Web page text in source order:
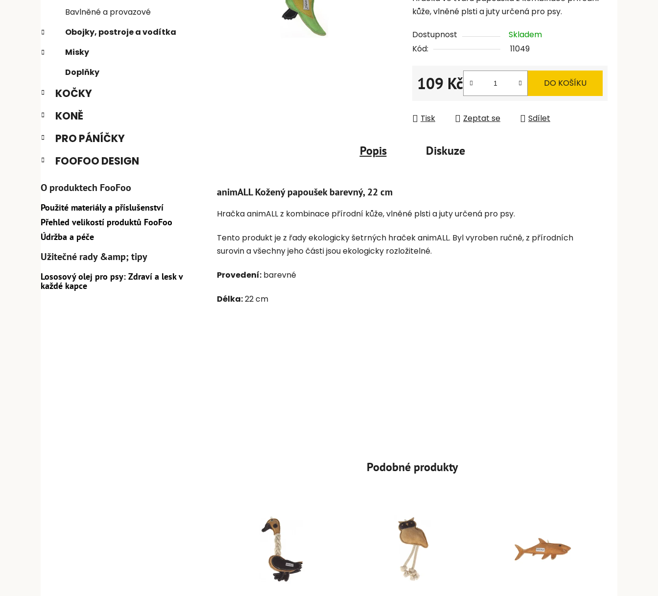
í
p
a
l
Bavlněné a provazové
Obojky, postroje a vodítka
Misky
Doplňky
KOČKY
KONĚ
PRO PÁNÍČKY
FOOFOO DESIGN
O produktech FooFoo
Použité materiály a příslušenství
Přehled velikostí produktů FooFoo
Údržba a péče
Užitečné rady &amp; tipy
Lososový olej pro psy: Zdraví a lesk v
každé kapce
kůže, vlněné plsti a juty určená pro psy.
Dostupnost
Skladem
Kód:
11049
109 Kč
Měrná cena:
DO KOŠÍKU
Tisk Zeptat se Sdílet
Popis Diskuze
animALL Kožený papoušek barevný, 22 cm
Hračka animALL z kombinace přírodní kůže, vlněné plsti a juty určená pro psy.
Tento produkt je z řady ekologicky šetrných hraček animALL. Byl vyroben ručně, z přírodních
surovin a všechny jeho části jsou ekologicky rozložitelné.
Provedení: barevné
Délka:22 cm
Podobné produkty